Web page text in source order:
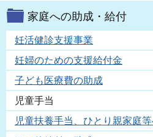
家庭への助成・給付
妊活健診支援事業
妊婦のための支援給付金
子ども医療費の助成
児童手当
児童扶養手当、ひとり親家庭